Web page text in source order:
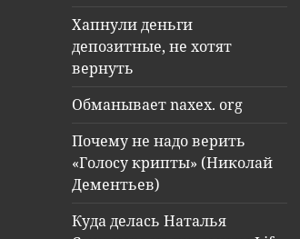
Хапнули деньги
депозитные, не хотят
вернуть
Обманывает naxex. org
Почему не надо верить
«Голосу крипты» (Николай
Дементьев)
Куда делась Наталья